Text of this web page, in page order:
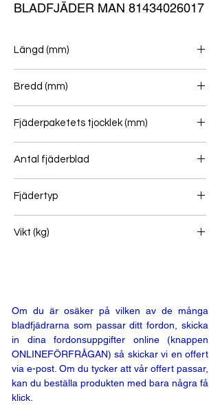
BLADFJÄDER MAN 81434026017
Längd (mm)
Bredd (mm)
Fjäderpaketets tjocklek (mm)
Antal fjäderblad
Fjädertyp
Vikt (kg)
Om du är osäker på vilken av de många
bladfjädrarna som passar ditt fordon, skicka
in dina fordonsuppgifter online (knappen
ONLINEFÖRFRÅGAN) så skickar vi en offert
via e-post. Om du tycker att vår offert passar,
kan du beställa produkten med bara några få
klick.